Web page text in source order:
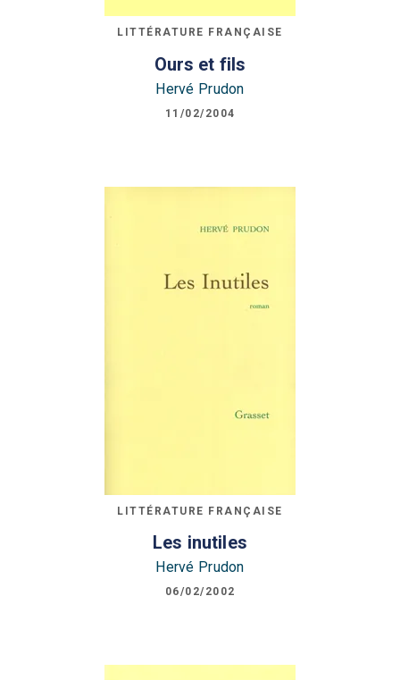
LITTÉRATURE FRANÇAISE
Ours et fils
Hervé Prudon
11/02/2004
LITTÉRATURE FRANÇAISE
Les inutiles
Hervé Prudon
06/02/2002